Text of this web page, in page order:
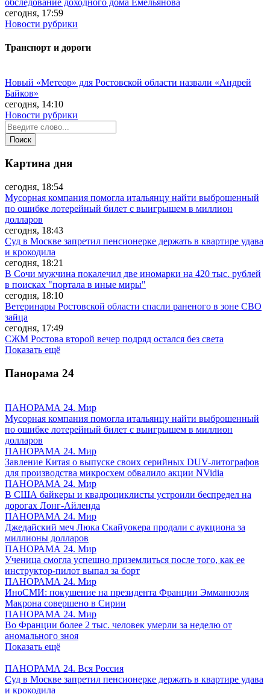
обследование доходного дома Емельянова
сегодня, 17:59
Новости рубрики
Транспорт и дороги
Новый «Метеор» для Ростовской области назвали «Андрей
Байков»
сегодня, 14:10
Новости рубрики
Картина дня
сегодня, 18:54
Мусорная компания помогла итальянцу найти выброшенный
по ошибке лотерейный билет с выигрышем в миллион
долларов
сегодня, 18:43
Суд в Москве запретил пенсионерке держать в квартире удава
и крокодила
сегодня, 18:21
В Сочи мужчина покалечил две иномарки на 420 тыс. рублей
в поисках "портала в иные миры"
сегодня, 18:10
Ветеринары Ростовской области спасли раненого в зоне СВО
зайца
сегодня, 17:49
СЖМ Ростова второй вечер подряд остался без света
Показать ещё
Панорама 24
ПАНОРАМА 24. Мир
Мусорная компания помогла итальянцу найти выброшенный
по ошибке лотерейный билет с выигрышем в миллион
долларов
ПАНОРАМА 24. Мир
Завление Китая о выпуске своих серийных DUV-литографов
для производства микросхем обвалило акции NVidia
ПАНОРАМА 24. Мир
В США байкеры и квадроциклисты устроили беспредел на
дорогах Лонг-Айленда
ПАНОРАМА 24. Мир
Джедайский меч Люка Скайуокера продали с аукциона за
миллионы долларов
ПАНОРАМА 24. Мир
Ученица смогла успешно приземлиться после того, как ее
инструктор-пилот выпал за борт
ПАНОРАМА 24. Мир
ИноСМИ: покушение на президента Франции Эмманюэля
Макрона совершено в Сирии
ПАНОРАМА 24. Мир
Во Франции более 2 тыс. человек умерли за неделю от
аномального зноя
Показать ещё
ПАНОРАМА 24. Вся Россия
Суд в Москве запретил пенсионерке держать в квартире удава
и крокодила